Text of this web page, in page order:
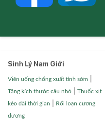
Sinh Lý Nam Giới
Viên uống chống xuất tinh sớm
Tăng kích thước cậu nhỏ| Thuốc xịt
kéo dài thời gian Rối loạn cương
dương